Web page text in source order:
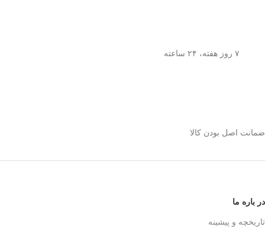
۷ روز هفته، ۲۴ ساعته
ضمانت اصل بودن کالا
در باره ما
تاریخچه و پیشینه